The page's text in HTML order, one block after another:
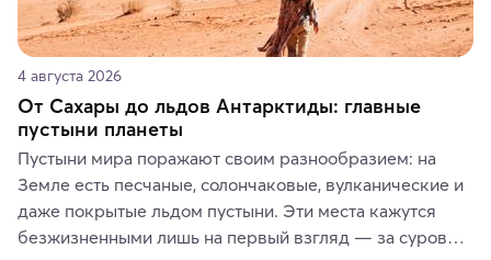
4 августа 2026
От Сахары до льдов Антарктиды: главные
пустыни планеты
Пустыни мира поражают своим разнообразием: на
Земле есть песчаные, солончаковые, вулканические и
даже покрытые льдом пустыни. Эти места кажутся
безжизненными лишь на первый взгляд — за суровой